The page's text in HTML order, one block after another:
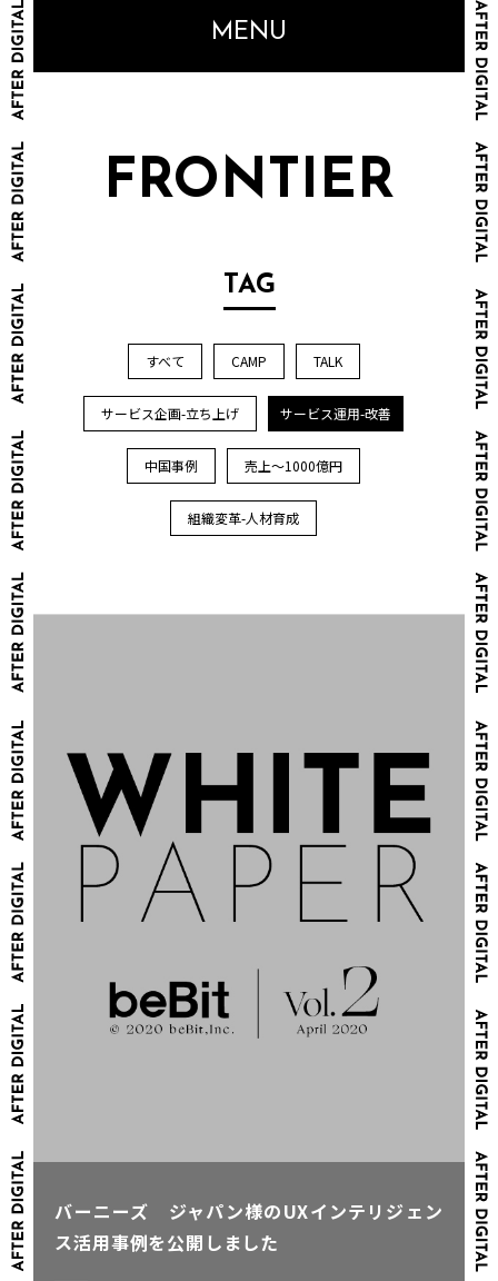
MENU
FRONTIER
TAG
すべて CAMP TALK
サービス企画-立ち上げ サービス運用-改善
中国事例 売上～1000億円
組織変革-人材育成
バーニーズ ジャパン様のUXインテリジェン
ス活用事例を公開しました